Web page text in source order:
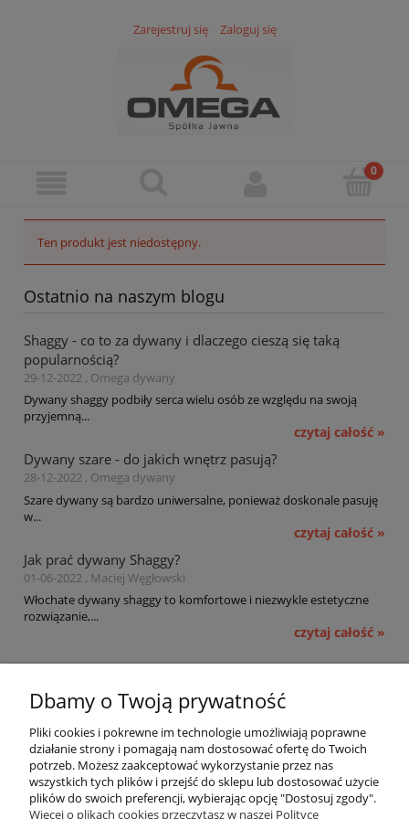
Zarejestruj się Zaloguj się
Ten produkt jest niedostępny.
Ostatnio na naszym blogu
Shaggy - co to za dywany i dlaczego cieszą się taką
popularnością?
29-12-2022 , Omega dywany
Dywany shaggy podbiły serca wielu osób ze względu na swoją
przyjemną...
czytaj całość »
Dywany szare - do jakich wnętrz pasują?
28-12-2022 , Omega dywany
Szare dywany są bardzo uniwersalne, ponieważ doskonale pasuję
w...
czytaj całość »
Jak prać dywany Shaggy?
01-06-2022 , Maciej Węgłowski
Włochate dywany shaggy to komfortowe i niezwykle estetyczne
rozwiązanie,...
czytaj całość »
Płatności i dostawa
Informacje
Dbamy o Twoją prywatność
Pliki cookies i pokrewne im technologie umożliwiają poprawne
działanie strony i pomagają nam dostosować ofertę do Twoich
potrzeb. Możesz zaakceptować wykorzystanie przez nas
wszystkich tych plików i przejść do sklepu lub dostosować użycie
plików do swoich preferencji, wybierając opcję "Dostosuj zgody".
Więcej o plikach cookies przeczytasz w naszej Polityce